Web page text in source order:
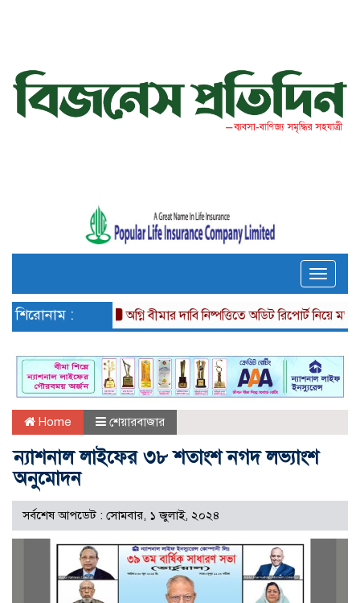
Toggle
শিরোনাম : অগ্নি বীমার দাবি নিষ্পত্তিতে অডিট রিপোর্ট নিয়ে মতবিরোধ
Home শেয়ারবাজার
ন্যাশনাল লাইফের ৩৮ শতাংশ নগদ লভ্যাংশ
অনুমোদন
সর্বশেষ আপডেট : সোমবার, ১ জুলাই, ২০২৪